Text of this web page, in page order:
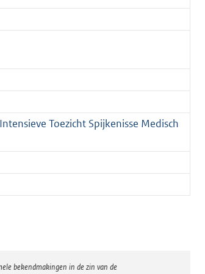
Toezicht Spijkenisse Medisch
bekendmakingen in de zin van de